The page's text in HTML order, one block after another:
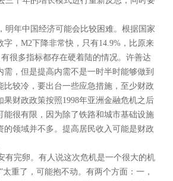
年中国经济可能会比较困难。根据国家
字，M2下降非常快，只有14.9%，比原来
很多指标都存在硬着陆的情况。许善达
需，但是提高内需不是一时半时能够做到
比较冷，要出台一些应急措施，至少财政
果财政政策按照1998年亚洲金融危机之后
能很有限，因为除了铁路和城市基础设施
的领域并不多。提高居民收入可能是财政
完卵。有人说这次危机是一个很大的机
重了，可能抱不动。有两个方面：一，